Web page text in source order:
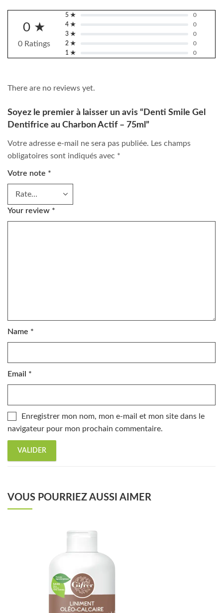
0 ★
0 Ratings
5 ★
0
4 ★
0
3 ★
0
2 ★
0
1 ★
0
There are no reviews yet.
Soyez le premier à laisser un avis “Denti Smile Gel
Dentifrice au Charbon Actif – 75ml”
Votre adresse e-mail ne sera pas publiée. Les champs
obligatoires sont indiqués avec *
Votre note *
Your review *
Name *
Email *
Enregistrer mon nom, mon e-mail et mon site dans le
navigateur pour mon prochain commentaire.
VOUS POURRIEZ AUSSI AIMER